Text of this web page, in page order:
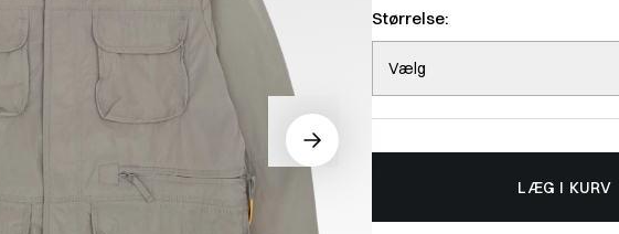
Størrelse:
Vælg
LÆG I KURV